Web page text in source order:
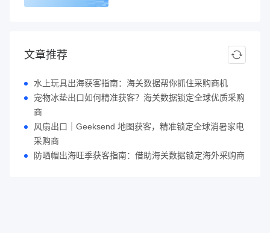
文章推荐
水上玩具出海获客指南：海关数据帮你抓住采购商机
宠物冰垫出口如何精准获客？海关数据锁定全球优质采购
商
风扇出口｜Geeksend 地图获客，精准锁定全球消暑家电
采购商
防晒帽出海旺季获客指南：借助海关数据锁定海外采购商